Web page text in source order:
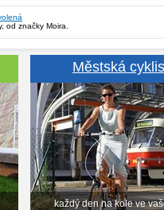
od značky Moira.
Městská
každý den na kole ve